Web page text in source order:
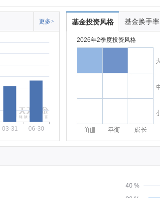
更多>
03-31 06-30
基金投资风格 基金换手率
2026年2季度投资风格
40 %